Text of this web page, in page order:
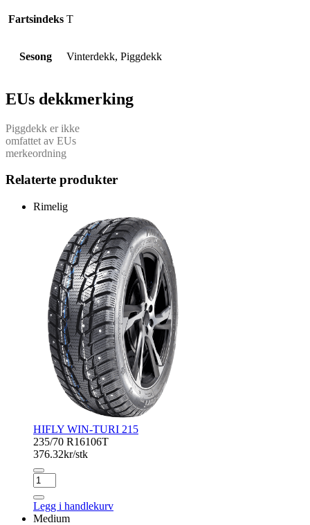
Fartsindeks T
Sesong Vinterdekk, Piggdekk
EUs dekkmerking
Piggdekk er ikke
omfattet av EUs
merkeordning
Relaterte produkter
Rimelig
HIFLY WIN-TURI 215
235/70 R16106T
376.32kr/stk
HIFLY
WIN-
TURI
215
Legg i handlekurv
Medium